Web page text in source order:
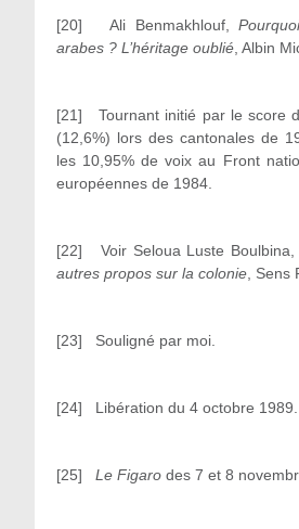
[20] Ali Benmakhlouf,
arabes ? L’héritage oublié, Albin
[21] Tournant initié par le score
(12,6%) lors des cantonales de
les 10,95% de voix au Front
européennes de 1984.
[22] Voir Seloua Luste Boulbina,
autres propos sur la colonie, Sens
[23] Souligné par moi.
[24] Libération du 4 octobre 1989.
[25] Le Figarodes 7 et 8